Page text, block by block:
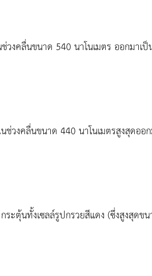
วงคลื่นขนาด 540 นาโนเมตร ออกมาเป็
ช่วงคลื่นขนาด 440 นาโนเมตรสูงสุดออ
ะตุ้นทั้งเซลล์รูปกรวยสีแดง (ซึ่งสูงสุดข